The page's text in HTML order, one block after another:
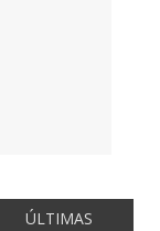
ÚLTIMAS